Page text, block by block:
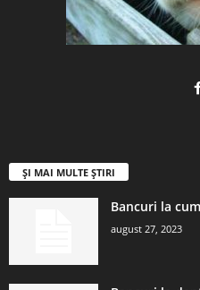
ȘI MAI MULTE ȘTIRI
Bancuri la
august 27, 2023